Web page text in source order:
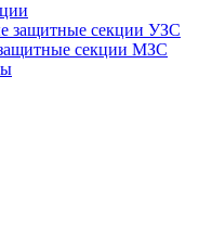
защитные секции УЗС
секции МЗС